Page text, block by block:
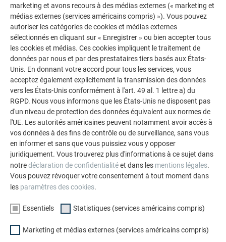
Informations produit
Façonnage et pose
RETOUR
L’ENTREPRISE FAMILIALE | PREFA
À propos de nous
Durabilité
Trouver un artisan près de
marketing et avons recours à des médias externes (« marketing et
médias externes (services américains compris) »). Vous pouvez
autoriser les catégories de cookies et médias externes
sélectionnés en cliquant sur « Enregistrer » ou bien accepter tous
les cookies et médias. Ces cookies impliquent le traitement de
données par nous et par des prestataires tiers basés aux États-
Unis. En donnant votre accord pour tous les services, vous
acceptez également explicitement la transmission des données
vers les États-Unis conformément à l'art. 49 al. 1 lettre a) du
RGPD. Nous vous informons que les États-Unis ne disposent pas
d'un niveau de protection des données équivalent aux normes de
l'UE. Les autorités américaines peuvent notamment avoir accès à
vos données à des fins de contrôle ou de surveillance, sans vous
en informer et sans que vous puissiez vous y opposer
juridiquement. Vous trouverez plus d'informations à ce sujet dans
notredéclaration de confidentialitéet dans les mentions légales.
Vous pouvez révoquer votre consentement à tout moment dans
les paramètres des cookies.
Essentiels Statistiques (services américains compris)
Marketing et médias externes (services américains compris)